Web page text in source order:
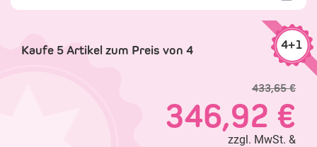
4+1
Kaufe 5 Artikel zum Preis von 4
433,65 €
346,92 €
zzgl. MwSt. &